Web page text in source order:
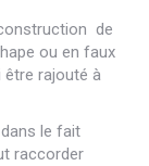
de
ou en faux
être rajouté à
le fait
raccorder